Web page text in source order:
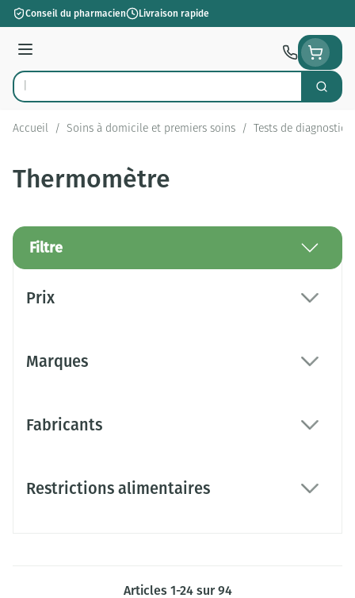
Aller au contenu
Conseil du pharmacien Livraison rapide
Menu
Rechercher
Accueil / Soins à domicile et premiers soins / Tests de diagnostic
Thermomètre
Filtre
Prix
Marques
Fabricants
Restrictions alimentaires
Articles 1-24sur94